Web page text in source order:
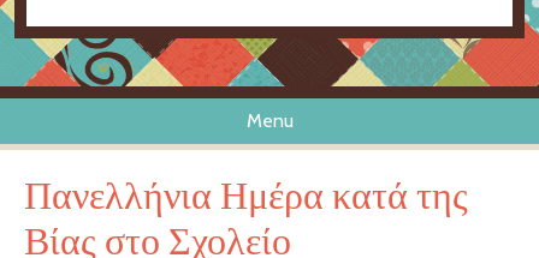
Menu
Skip to content
Πανελλήνια Ημέρα κατά της
Βίας στο Σχολείο